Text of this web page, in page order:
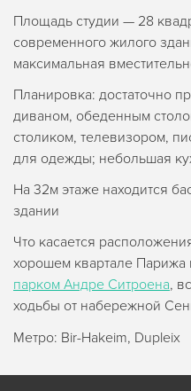
Площадь студии — 28
современного жилого
максимальная
Планировка: достаточно
диваном, обеденным
столиком, телевизором,
для одежды; небольшая
На 32м этаже находится
здании
Что касается
хорошем квартале
парком Андре Ситроена,
ходьбы от набережной
Метро: Bir-Hakeim, Dupleix